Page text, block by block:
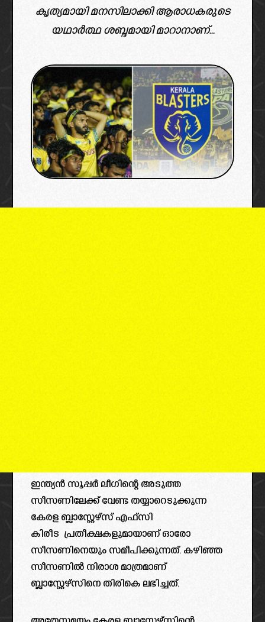
കൃത്യമായി മനസിലാക്കി ആരാധകരുടെ
യഥാർത്ഥ ശബ്ദമായി മാറാനാണ്...
ഇന്ത്യൻ സൂപ്പർ ലീഗിന്റെ അടുത്ത
സീസണിലേക്ക് വേണ്ട തയ്യാറെടുക്കുന്ന
കേരള ബ്ലാസ്റ്റേഴ്സ് എഫ്സി
കിരീട പ്രതീക്ഷകളുമായാണ് ഓരോ
സീസണിനെയും സമീപിക്കുന്നത്. കഴിഞ്ഞ
സീസണിൽ നിരാശ മാത്രമാണ്
ബ്ലാസ്റ്റേഴ്സിനെ തിരികെ ലഭിച്ചത്.